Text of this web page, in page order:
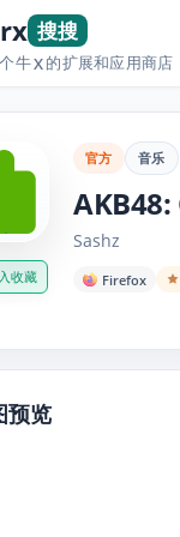
搜搜
牛X的扩展和应用商店
收藏
官方 音乐
Sashz
Firefox
预览